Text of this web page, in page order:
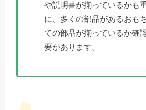
や説明書が揃っているかも
に、多くの部品があるおも
ての部品が揃っているか確
要があります。